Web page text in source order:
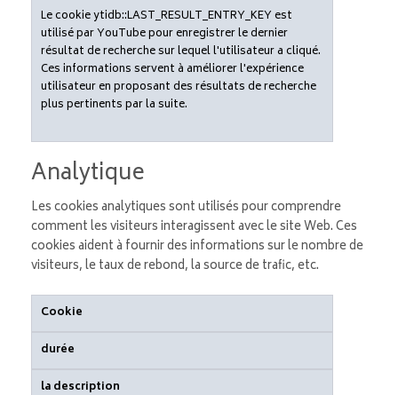
Le cookie ytidb::LAST_RESULT_ENTRY_KEY est
utilisé par YouTube pour enregistrer le dernier
résultat de recherche sur lequel l'utilisateur a cliqué.
Ces informations servent à améliorer l'expérience
utilisateur en proposant des résultats de recherche
plus pertinents par la suite.
Analytique
Les cookies analytiques sont utilisés pour comprendre
comment les visiteurs interagissent avec le site Web. Ces
cookies aident à fournir des informations sur le nombre de
visiteurs, le taux de rebond, la source de trafic, etc.
Cookie
durée
la description